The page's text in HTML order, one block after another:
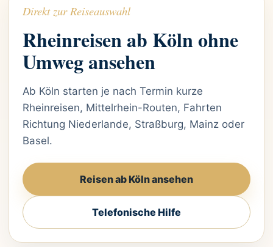
Direkt zur Reiseauswahl
Rheinreisen ab Köln ohne
Umweg ansehen
Ab Köln starten je nach Termin kurze
Rheinreisen, Mittelrhein-Routen, Fahrten
Richtung Niederlande, Straßburg, Mainz oder
Basel.
Reisen ab Köln ansehen
Telefonische Hilfe